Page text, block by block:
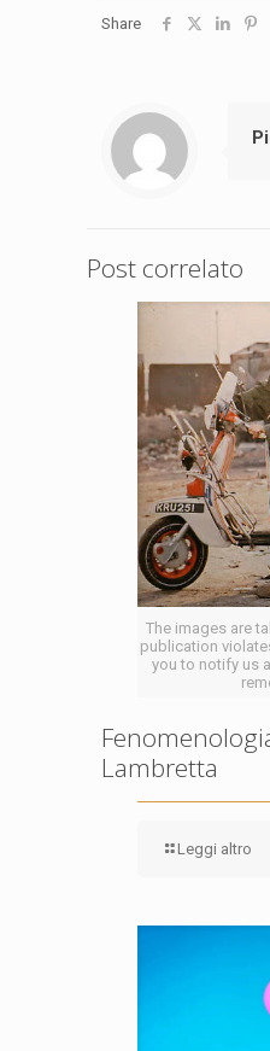
Share
Post correlato
The images are
publication
you to notify us
Lambretta
Leggi altro